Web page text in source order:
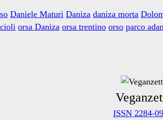
Daniele Maturi Daniza daniza morta
orsa Daniza orsa trentino orso parco
ISSN 2284-